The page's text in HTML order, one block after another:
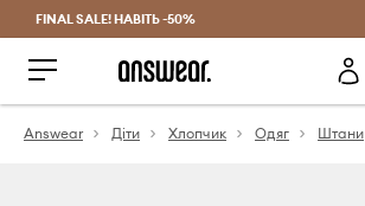
Заощаджуй з Answear Club
FINAL SALE! НАВІТЬ -50%
Answear Діти Хлопчик Одяг Штани